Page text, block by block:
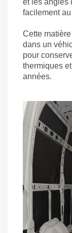
et les angles
facilement au
Cette
dans un
pour
thermiques
années.